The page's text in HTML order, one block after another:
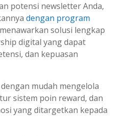
potensi newsletterAnda,
dengan program
solusi lengkap
digital yang dapat
dan kepuasan
mudah mengelola
sistem poin reward, dan
yang ditargetkan kepada